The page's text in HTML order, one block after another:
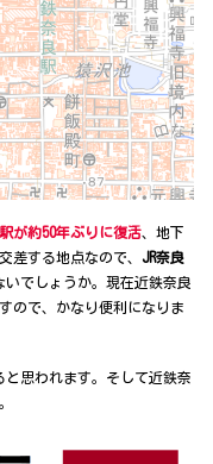
が約50年ぶりに復活 、地下
差する地点なので、 JR奈良
いでしょうか。現在近鉄奈良
ので、かなり便利になりま
思われます。そして近鉄奈